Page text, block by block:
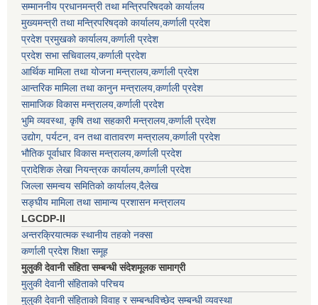
सम्माननीय प्रधानमन्त्री तथा मन्त्रिपरिषद‌को कार्यालय
मुख्यमन्त्री तथा मन्त्रिपरिषद्को कार्यालय,कर्णाली प्रदेश
प्रदेश प्रमुखको कार्यालय,कर्णाली प्रदेश
प्रदेश सभा सचिवालय,कर्णाली प्रदेश
आर्थिक मामिला तथा योजना मन्त्रालय,कर्णाली प्रदेश
आन्तरिक मामिला तथा कानुन मन्त्रालय,कर्णाली प्रदेश
सामाजिक विकास मन्त्रालय,कर्णाली प्रदेश
भुमि व्यवस्था, कृषि तथा सहकारी मन्त्रालय,कर्णाली प्रदेश
उद्योग, पर्यटन, वन तथा वातावरण मन्त्रालय,कर्णाली प्रदेश
भौतिक पूर्वाधार विकास मन्त्रालय,कर्णाली प्रदेश
प्रादेशिक लेखा नियन्त्रक कार्यालय,कर्णाली प्रदेश
जिल्ला समन्वय समितिको कार्यालय,दैलेख
सङ्घीय मामिला तथा सामान्य प्रशासन मन्त्रालय
LGCDP-II
अन्तरक्रियात्मक स्थानीय तहको नक्सा
कर्णाली प्रदेश शिक्षा समूह
मुलुकी देवानी संहिता सम्बन्धी संदेशमूलक सामाग्री
मुलुकी देवानी संहिताको परिचय
मुलुकी देवानी संहिताको विवाह र सम्बन्धविच्छेद सम्बन्धी व्यवस्था